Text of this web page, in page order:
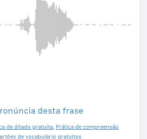
desta frase
de ditado gratuita, Prática de compreensão
de vocabulário gratuitos